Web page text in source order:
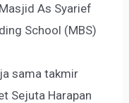
As Syarief
School (MBS)
sama takmir
Sejuta Harapan